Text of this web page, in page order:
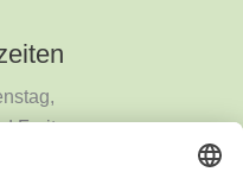
Freitag